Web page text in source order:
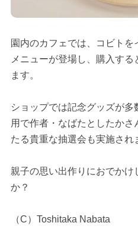
園内のカフェでは、コビト
メニューが登場し、購入する
ます。
ショップでは記念グッズが多
用で作者・なばたとしたか
たる貴重な抽選会も実施され
親子の思い出作りにおでかけ
か？
（C）Toshitaka Nabata